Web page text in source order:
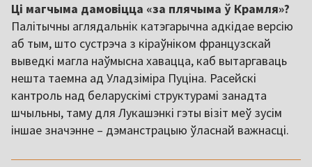
Ці магчыма дамовіцца «за плячыма ў Крамля»?
Палітычны аглядальнік катэгарычна адкідае версію
аб тым, што сустрэча з кіраўніком французскай
выведкі магла наўмысна хавацца, каб вытаргаваць
нешта таемна ад Уладзіміра Пуціна. Расейскі
кантроль над беларускімі структурамі занадта
шчыльны, таму для Лукашэнкі гэты візіт меў зусім
іншае значэнне – дэманстрацыю ўласнай важнасці.